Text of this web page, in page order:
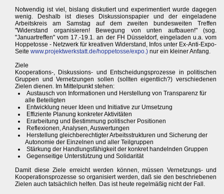
Notwendig ist viel, bislang diskutiert und experimentiert wurde dagegen
wenig. Deshalb ist dieses Diskussionspapier und der eingeladene
Arbeitskreis am Samstag auf dem zweiten bundesweiten Treffen
"Widerstand organisieren! Bewegung von unten aufbauen!" (sog.
"Januartreffen" vom 17.-19.1. an der FH Düsseldorf, eingeladen u.a. vom
Hoppetosse - Netzwerk für kreativen Widerstand, Infos unter Ex-Anti-Expo-
Seite www.projektwerkstatt.de/hoppetosse/expo.) nur ein kleiner Anfang.
Ziele
Kooperations-, Diskussions- und Entscheidungsprozesse in politischen
Gruppen und Vernetzungen sollen (sollten eigentlich?) verschiedenen
Zielen dienen. Im Mittelpunkt stehen:
Austausch von Informationen und Herstellung von Transparenz für
alle Beteiligten
Entwicklung neuer Ideen und Initiative zur Umsetzung
Effiziente Planung konkreter Aktivitäten
Erarbeitung und Bestimmung politischer Positionen
Reflexionen, Analysen, Auswertungen
Herstellung gleichberechtigter Arbeitsstrukturen und Sicherung der
Autonomie der Einzelnen und aller Teilgruppen
Stärkung der Handlungsfähigkeit der konkret handelnden Gruppen
Gegenseitige Unterstützung und Solidarität
Damit diese Ziele erreicht werden können, müssen Vernetzungs- und
Kooperationsprozesse so organisiert werden, daß sie den beschriebenen
Zielen auch tatsächlich helfen. Das ist heute regelmäßig nicht der Fall.